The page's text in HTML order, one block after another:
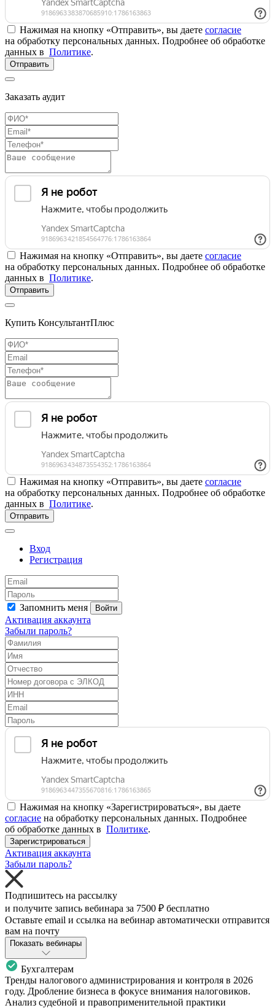
Нажимая на кнопку «Отправить», вы даете согласие
на обработку персональных данных. Подробнее об обработке
данных в Политике.
Отправить
Заказать аудит
Нажимая на кнопку «Отправить», вы даете согласие
на обработку персональных данных. Подробнее об обработке
данных в Политике.
Отправить
Купить КонсультантПлюс
Нажимая на кнопку «Отправить», вы даете согласие
на обработку персональных данных. Подробнее об обработке
данных в Политике.
Отправить
Вход
Регистрация
Запомнить меня Войти
Активация аккаунта
Забыли пароль?
Нажимая на кнопку «Зарегистрироваться», вы даете
согласие на обработку персональных данных. Подробнее
об обработке данных в Политике.
Зарегистрироваться
Активация аккаунта
Забыли пароль?
Подпишитесь на рассылку
и получите запись вебинара за 7500 ₽ бесплатно
Оставьте email и ссылка на вебинар автоматически отправится
вам на почту
Показать вебинары
Бухгалтерам
Тренды налогового администрирования и контроля в 2026
году. Дробление бизнеса в фокусе внимания налоговиков.
Анализ судебной и правоприменительной практики